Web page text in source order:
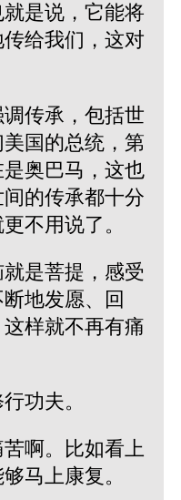
是说，它能将
给我们，这对
传承，包括世
国的总统，第
奥巴马，这也
的传承都十分
不用说了。
是菩提，感受
地发愿、回
样就不再有痛
功夫。
啊。比如看上
马上康复。